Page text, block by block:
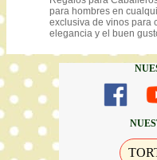
para hombres en
exclusiva de vinos para
elegancia y el buen